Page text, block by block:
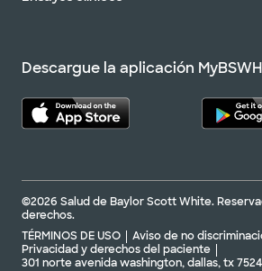
Descargue la aplicación
©2026 Salud de Baylor Scott White.
derechos.
TÉRMINOS DE USO
Aviso de no
Privacidad y derechos del paciente
301 norte avenida washington, dallas, tx